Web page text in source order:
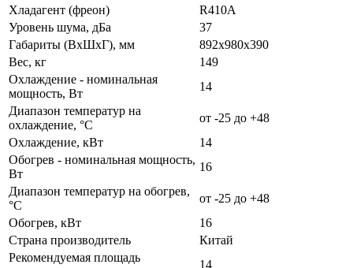
Хладагент (фреон)
R410А
Уровень шума, дБа
37
Габариты (ВxШxГ), мм
892х980х390
Вес, кг
149
Охлаждение - номинальная
мощность, Вт
14
Диапазон температур на
охлаждение, °C
от -25 до +48
Охлаждение, кВт
14
Обогрев - номинальная мощность,
Вт
16
Диапазон температур на обогрев,
°C
от -25 до +48
Обогрев, кВт
16
Страна производитель
Китай
Рекомендуемая площадь
14